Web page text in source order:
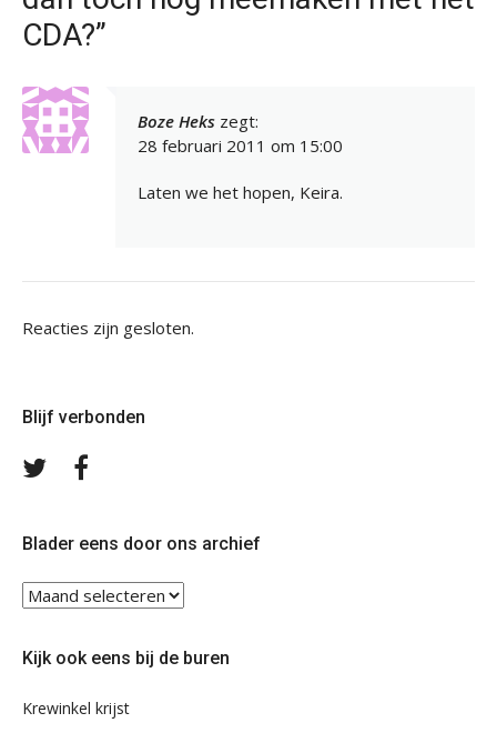
CDA?”
Boze Heks zegt:
28 februari 2011 om 15:00
Laten we het hopen, Keira.
Reacties zijn gesloten.
Blijf verbonden
Volg
Blader eens door ons archief
Blader
eens
ons
Kijk ook eens bij de buren
Krewinkel krijst